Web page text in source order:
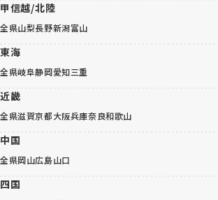
甲信越/北陸
全県山梨長野新潟富山
東海
全県岐阜静岡愛知三重
近畿
全県滋賀京都大阪兵庫奈良和歌山
中国
全県岡山広島山口
四国